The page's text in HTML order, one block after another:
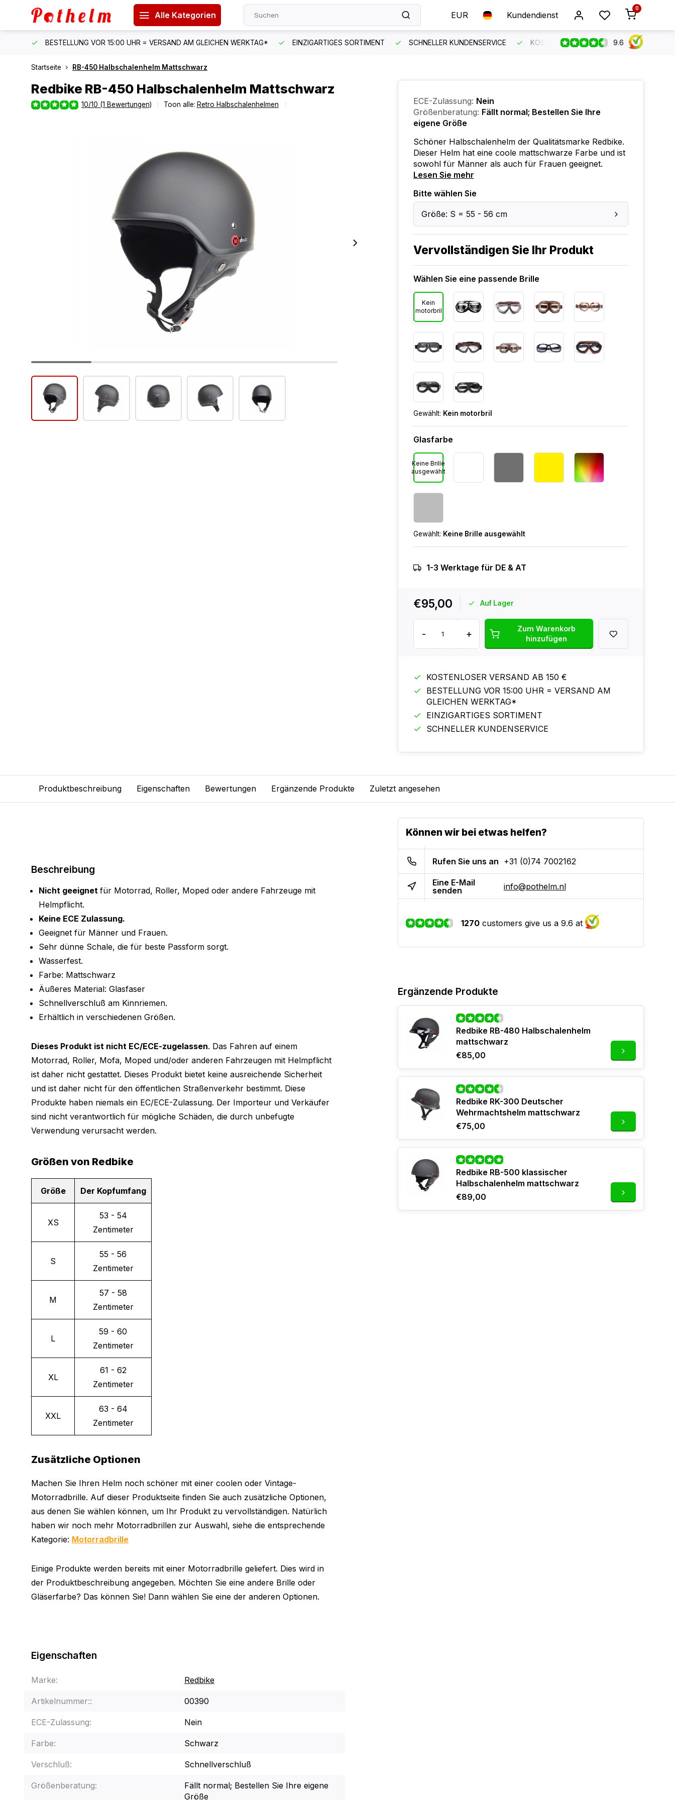
Alle Kategorien EUR Kundendienst
0
BESTELLUNG VOR 15:00 UHR = VERSAND AM GLEICHEN WERKTAG* EINZIGARTIGES SORTIMENT SCHNELLER KUNDENSERVICE KOSTENLOSER VERSAND AB 150 €
9.6
Startseite RB-450 Halbschalenhelm Mattschwarz
Redbike RB-450 Halbschalenhelm Mattschwarz
10/10 (1 Bewertungen) Toon alle: Retro Halbschalenhelmen ECE-Zulassung: Nein
Größenberatung: Fällt normal; Bestellen Sie Ihre
eigene Größe
Schöner Halbschalenhelm der Qualitätsmarke Redbike.
Dieser Helm hat eine coole mattschwarze Farbe und ist
sowohl für Männer als auch für Frauen geeignet.
Lesen Sie mehr
Bitte wählen Sie
Größe: S = 55 - 56 cm
Vervollständigen Sie Ihr Produkt
Wählen Sie eine passende Brille
Kein
motorbril
Gewählt: Kein motorbril
Glasfarbe
Keine Brille
ausgewählt
Gewählt: Keine Brille ausgewählt
1-3 Werktage für DE & AT
€95,00 Auf Lager
- +
Zum Warenkorb
hinzufügen
KOSTENLOSER VERSAND AB 150 €
BESTELLUNG VOR 15:00 UHR = VERSAND AM
GLEICHEN WERKTAG*
EINZIGARTIGES SORTIMENT
SCHNELLER KUNDENSERVICE
Produktbeschreibung Eigenschaften Bewertungen Ergänzende Produkte Zuletzt angesehen
Beschreibung
Nicht geeignet für Motorrad, Roller, Moped oder andere Fahrzeuge mit
Helmpflicht.
Keine ECE Zulassung.
Geeignet für Männer und Frauen.
Sehr dünne Schale, die für beste Passform sorgt.
Wasserfest.
Farbe: Mattschwarz
Äußeres Material: Glasfaser
Schnellverschluß am Kinnriemen.
Erhältlich in verschiedenen Größen.
Dieses Produkt ist nicht EC/ECE-zugelassen. Das Fahren auf einem
Motorrad, Roller, Mofa, Moped und/oder anderen Fahrzeugen mit Helmpflicht
ist daher nicht gestattet. Dieses Produkt bietet keine ausreichende Sicherheit
und ist daher nicht für den öffentlichen Straßenverkehr bestimmt. Diese
Produkte haben niemals ein EC/ECE-Zulassung. Der Importeur und Verkäufer
sind nicht verantwortlich für mögliche Schäden, die durch unbefugte
Verwendung verursacht werden.
Größen von Redbike
Größe Der Kopfumfang
XS
53 - 54
Zentimeter
S
55 - 56
Zentimeter
M
57 - 58
Zentimeter
L
59 - 60
Zentimeter
XL
61 - 62
Zentimeter
XXL
63 - 64
Zentimeter
Zusätzliche Optionen
Machen Sie Ihren Helm noch schöner mit einer coolen oder Vintage-
Motorradbrille. Auf dieser Produktseite finden Sie auch zusätzliche Optionen,
aus denen Sie wählen können, um Ihr Produkt zu vervollständigen. Natürlich
haben wir noch mehr Motorradbrillen zur Auswahl, siehe die entsprechende
Kategorie: Motorradbrille
Einige Produkte werden bereits mit einer Motorradbrille geliefert. Dies wird in
der Produktbeschreibung angegeben. Möchten Sie eine andere Brille oder
Gläserfarbe? Das können Sie! Dann wählen Sie eine der anderen Optionen.
Eigenschaften
Marke: Redbike
Artikelnummer:: 00390
ECE-Zulassung: Nein
Farbe: Schwarz
Verschluß: Schnellverschluß
Größenberatung:
Fällt normal; Bestellen Sie Ihre eigene
Größe
Können wir bei etwas helfen?
Rufen Sie uns an +31 (0)74 7002162
Eine E-Mail
senden
info@pothelm.nl
1270 customers give us a 9.6 at
Ergänzende Produkte
Redbike RB-480 Halbschalenhelm
mattschwarz
€85,00
Redbike RK-300 Deutscher
Wehrmachtshelm mattschwarz
€75,00
Redbike RB-500 klassischer
Halbschalenhelm mattschwarz
€89,00